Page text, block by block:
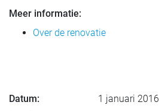
Meer informatie:
Over de renovatie
Datum:
1 januari 2016